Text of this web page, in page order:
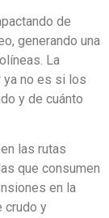
de
generando una
La
no es si los
y de cuánto
las rutas
que consumen
en la
crudo y